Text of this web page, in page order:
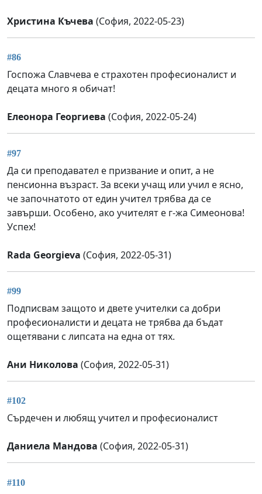
Христина Къчева (София, 2022-05-23)
#86
Госпожа Славчева е страхотен професионалист и
децата много я обичат!
Елеонора Георгиева (София, 2022-05-24)
#97
Да си преподавател е призвание и опит, а не
пенсионна възраст. За всеки учащ или учил е ясно,
че започнатото от един учител трябва да се
завърши. Особено, ако учителят е г-жа Симеонова!
Успех!
Rada Georgieva (София, 2022-05-31)
#99
Подписвам защото и двете учителки са добри
професионалисти и децата не трябва да бъдат
ощетявани с липсата на една от тях.
Ани Николова (София, 2022-05-31)
#102
Сърдечен и любящ учител и професионалист
Даниела Мандова (София, 2022-05-31)
#110